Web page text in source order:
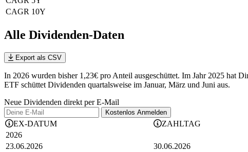
CAGR 10Y
Alle Dividenden-Daten
Export als CSV
In 2026 wurden bisher 1,23€ pro Anteil ausgeschüttet. Im Jahr 2025 hat
ETF schüttet Dividenden quartalsweise im Januar, März und Juni aus.
Neue Dividenden direkt per E-Mail
Kostenlos Anmelden
EX-DATUM ZAHLTAG
2026
23.06.2026
30.06.2026